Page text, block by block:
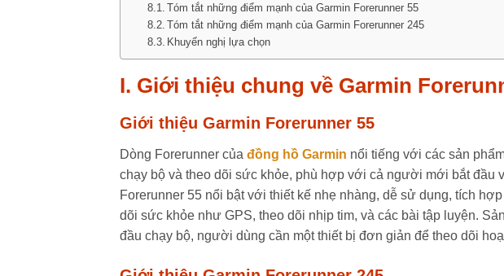
Tóm tắt những điểm mạnh của Garmin Forerunner 55
Tóm tắt những điểm mạnh của Garmin Forerunner 245
Khuyến nghị lựa chọn
I. Giới thiệu chung về Garmin
Giới thiệu Garmin Forerunner 55
Dòng Forerunner của đồng hồ Garmin nổi tiếng với các sản
chạy bộ và theo dõi sức khỏe, phù hợp với cả người mới bắt đầu
Forerunner 55 nổi bật với thiết kế nhẹ nhàng, dễ sử dụng, tích
dõi sức khỏe như GPS, theo dõi nhịp tim, và các bài tập luyện.
đầu chạy bộ, người dùng cần một thiết bị đơn giản để theo dõi